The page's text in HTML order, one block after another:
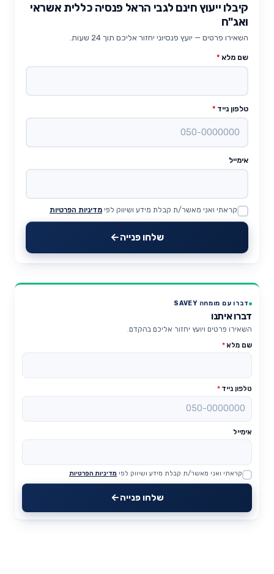
קיבלו ייעוץ חינם לגבי הראל פנסיה כללית אשראי
ואג"ח
השאירו פרטים — יועץ פנסיוני יחזור אליכם תוך 24 שעות.
שם מלא *
טלפון נייד *
אימייל
Website
קראתי ואני מאשר/ת קבלת מידע ושיווק לפי מדיניות הפרטיות
שלחו פנייה
דברו עם מומחה SAVEY
דברו איתנו
השאירו פרטים ויועץ יחזור אליכם בהקדם.
שם מלא*
טלפון נייד *
אימייל
Website
קראתי ואני מאשר/ת קבלת מידע ושיווק לפי מדיניות הפרטיות
שלחו פנייה